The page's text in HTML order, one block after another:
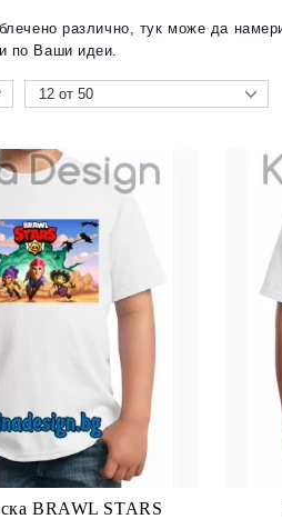
различно, тук може да
по Ваши идеи.
BRAWL STARS